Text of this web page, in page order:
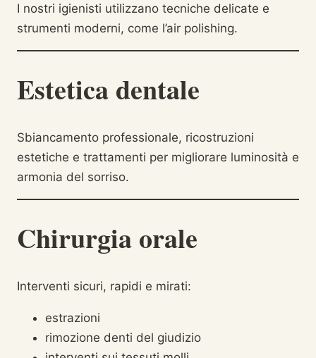
I nostri igienisti utilizzano tecniche delicate e
strumenti moderni, come l’air polishing.
Estetica dentale
Sbiancamento professionale, ricostruzioni
estetiche e trattamenti per migliorare luminosità e
armonia del sorriso.
Chirurgia orale
Interventi sicuri, rapidi e mirati:
estrazioni
rimozione denti del giudizio